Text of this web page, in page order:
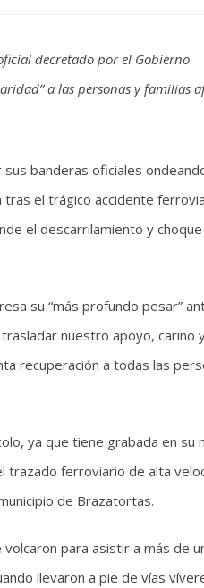
decretado por el Gobierno.
a las personas y familias
banderas oficiales
el trágico accidente
el descarrilamiento y
su “más profundo pesar”
nuestro apoyo, cariño
recuperación a todas las
ya que tiene grabada en su
trazado ferroviario de alta
de Brazatortas.
para asistir a más de
llevaron a pie de vías